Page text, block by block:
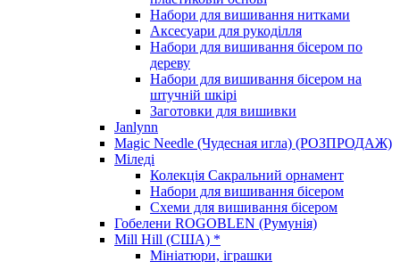
Набори для вишивання нитками
Аксесуари для рукоділля
Набори для вишивання бісером по
дереву
Набори для вишивання бісером на
штучній шкірі
Заготовки для вишивки
Janlynn
Magic Needle (Чудесная игла) (РОЗПРОДАЖ)
Міледі
Колекція Сакральний орнамент
Набори для вишивання бісером
Схеми для вишивання бісером
Гобелени ROGOBLEN (Румунія)
Mill Hill (США) *
Мініатюри, іграшки